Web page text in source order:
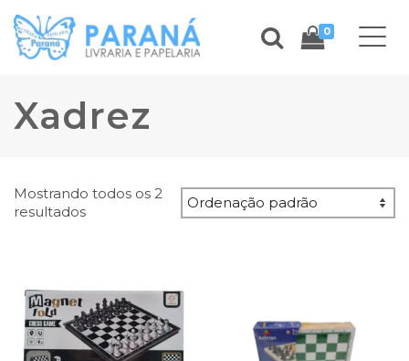
0
Xadrez
Mostrando todos os 2
resultados